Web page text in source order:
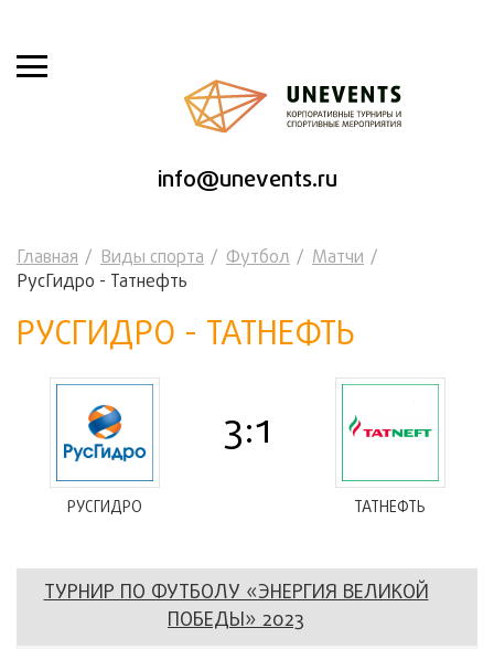
info@unevents.ru
Главная Виды спорта Футбол
Матчи
РусГидро - Татнефть
РУСГИДРО - ТАТНЕФТЬ
РУСГИДРО
3:1
ТАТНЕФТЬ
ТУРНИР ПО ФУТБОЛУ «ЭНЕРГИЯ ВЕЛИКОЙ
ПОБЕДЫ» 2023